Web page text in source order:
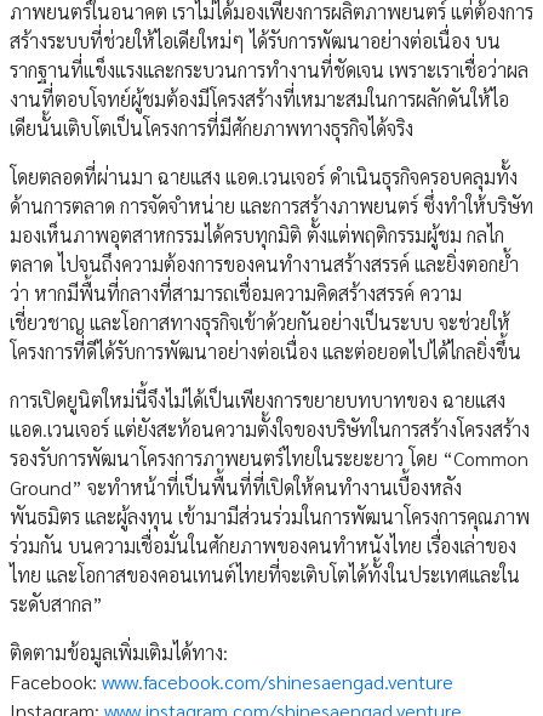
ภาพยนตร์ในอนาคต เราไม่ได้มองเพียงการผลิตภาพยนตร์ แต่ต้องการ
สร้างระบบที่ช่วยให้ไอเดียใหม่ๆ ได้รับการพัฒนาอย่างต่อเนื่อง บน
รากฐานที่แข็งแรงและกระบวนการทำงานที่ชัดเจน เพราะเราเชื่อว่าผล
งานที่ตอบโจทย์ผู้ชมต้องมีโครงสร้างที่เหมาะสมในการผลักดันให้ไอ
เดียนั้นเติบโตเป็นโครงการที่มีศักยภาพทางธุรกิจได้จริง
โดยตลอดที่ผ่านมา ฉายแสง แอด.เวนเจอร์ ดำเนินธุรกิจครอบคลุมทั้ง
ด้านการตลาด การจัดจำหน่าย และการสร้างภาพยนตร์ ซึ่งทำให้บริษัท
มองเห็นภาพอุตสาหกรรมได้ครบทุกมิติ ตั้งแต่พฤติกรรมผู้ชม กลไก
ตลาด ไปจนถึงความต้องการของคนทำงานสร้างสรรค์ และยิ่งตอกย้ำ
ว่า หากมีพื้นที่กลางที่สามารถเชื่อมความคิดสร้างสรรค์ ความ
เชี่ยวชาญ และโอกาสทางธุรกิจเข้าด้วยกันอย่างเป็นระบบ จะช่วยให้
โครงการที่ดีได้รับการพัฒนาอย่างต่อเนื่อง และต่อยอดไปได้ไกลยิ่งขึ้น
การเปิดยูนิตใหม่นี้จึงไม่ได้เป็นเพียงการขยายบทบาทของ ฉายแสง
แอด.เวนเจอร์ แต่ยังสะท้อนความตั้งใจของบริษัทในการสร้างโครงสร้าง
รองรับการพัฒนาโครงการภาพยนตร์ไทยในระยะยาว โดย “Common
Ground” จะทำหน้าที่เป็นพื้นที่ที่เปิดให้คนทำงานเบื้องหลัง
พันธมิตร และผู้ลงทุน เข้ามามีส่วนร่วมในการพัฒนาโครงการคุณภาพ
ร่วมกัน บนความเชื่อมั่นในศักยภาพของคนทำหนังไทย เรื่องเล่าของ
ไทย และโอกาสของคอนเทนต์ไทยที่จะเติบโตได้ทั้งในประเทศและใน
ระดับสากล”
ติดตามข้อมูลเพิ่มเติมได้ทาง:
Facebook: www.facebook.com/shinesaengad.venture
Instagram: www.instagram.com/shinesaengad.venture